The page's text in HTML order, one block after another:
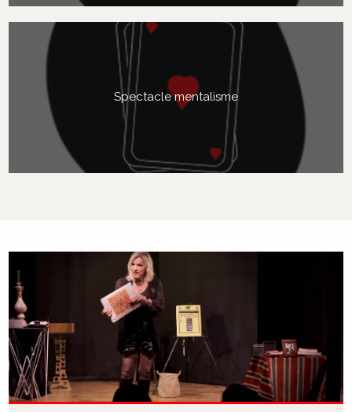
Spectacle mentalisme